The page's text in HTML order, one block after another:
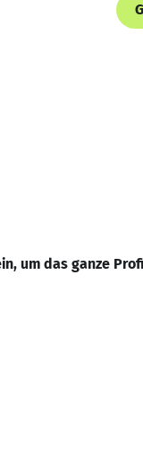
um das ganze